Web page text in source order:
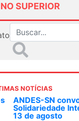
SUPERIOR
NOTÍCIAS
SN convoca
de agosto